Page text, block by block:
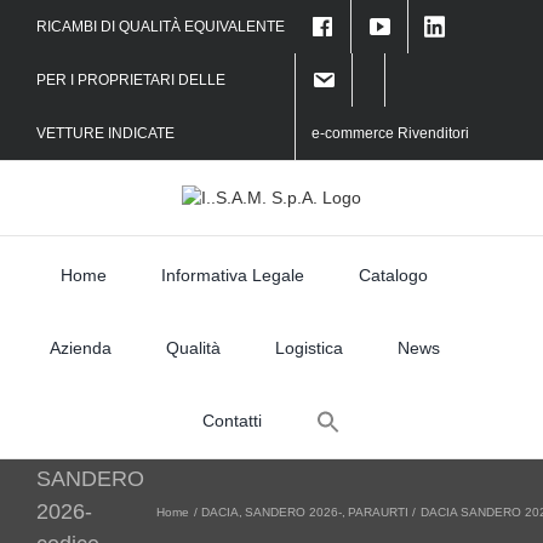
RICAMBI DI QUALITÀ EQUIVALENTE
PER I PROPRIETARI DELLE
VETTURE INDICATE e-commerce Rivenditori
Home Informativa Legale Catalogo
Azienda Qualità Logistica News
Contatti
Search
for:
SANDERO
2026-
Home DACIA SANDERO 2026- PARAURTI DACIA SANDERO